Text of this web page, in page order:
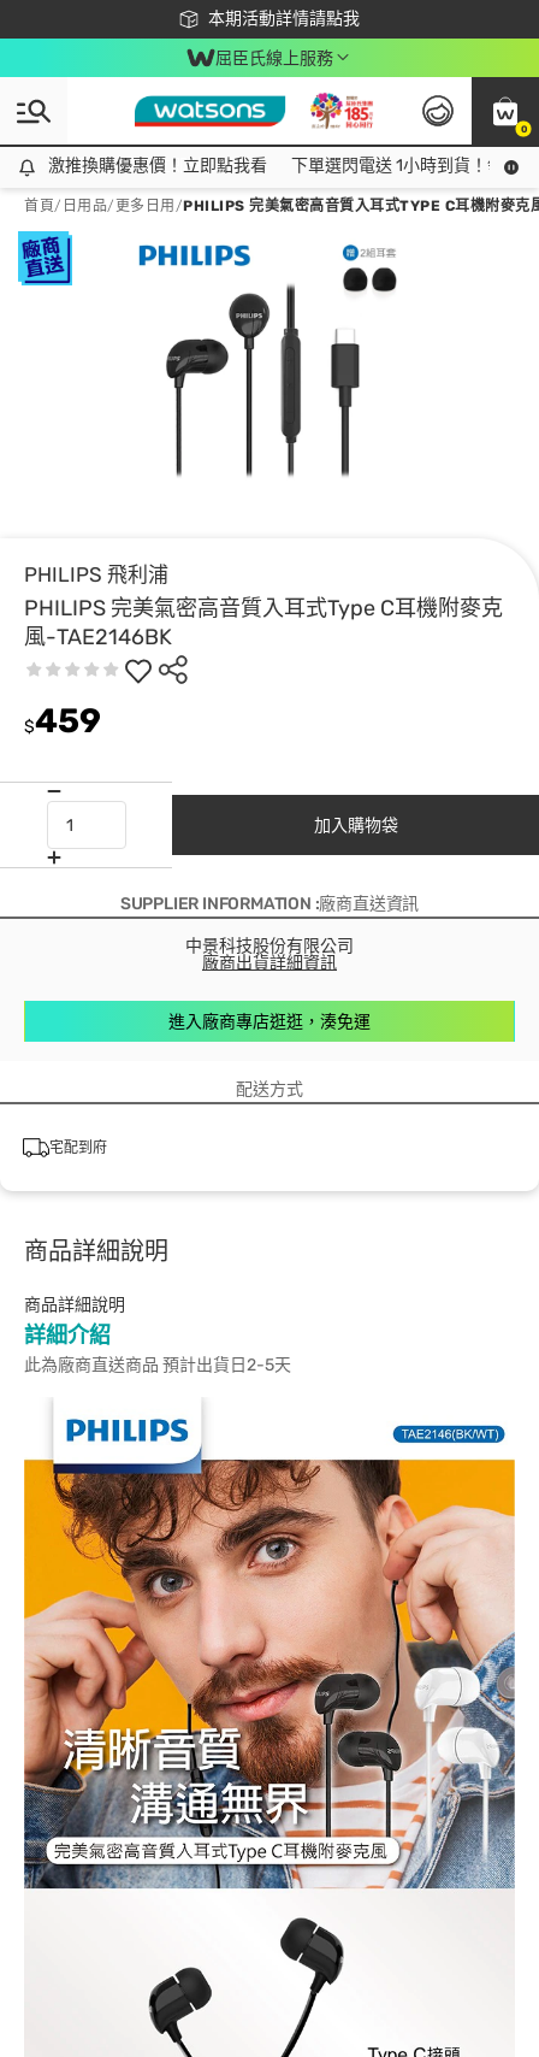
本期活動詳情請點我
下載app最高回饋$350
屈臣氏線上服務
0
激推換購優惠價！立即點我看
激推換購優惠價！立即點我看 下單選閃電送 1小時到貨！領神
首頁/ 日用品/ 更多日用 /PHILIPS 完美氣密高音質入耳式TYPE C耳機附麥
PHILIPS 飛利浦
PHILIPS 完美氣密高音質入耳式Type C耳機附麥克
風-TAE2146BK
$459
加入購物袋
SUPPLIER INFORMATION :廠商直送資訊
中景科技股份有限公司
廠商出貨詳細資訊
進入廠商專店逛逛，湊免運
配送方式
宅配到府
商品詳細說明
商品詳細說明
詳細介紹
此為廠商直送商品 預計出貨日2-5天